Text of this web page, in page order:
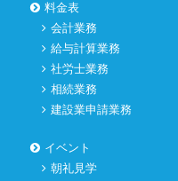
料金表
会計業務
給与計算業務
社労士業務
相続業務
建設業申請業務
イベント
朝礼見学